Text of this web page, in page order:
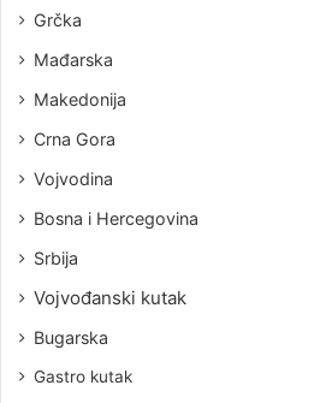
Grčka
Mađarska
Makedonija
Crna Gora
Vojvodina
Bosna i Hercegovina
Srbija
Vojvođanski kutak
Bugarska
Gastro kutak